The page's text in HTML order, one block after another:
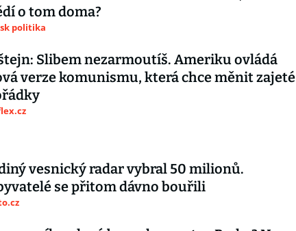
o tom doma?
politika
Slibem nezarmoutíš. Ameriku ovládá
verze komunismu, která chce měnit zajeté
vesnický radar vybral 50 milionů.
se přitom dávno bouřili